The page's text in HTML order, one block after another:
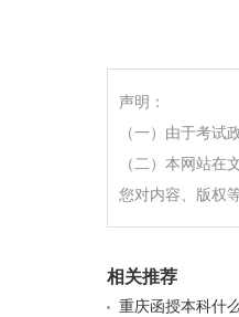
声明：
（一）由于考试
（二）本网站
您对内容、版权
相关推荐
重庆函授本科什